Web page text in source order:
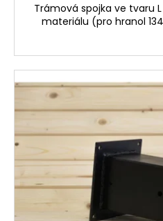
Trámová spojka ve tvaru
materiálu (pro hranol